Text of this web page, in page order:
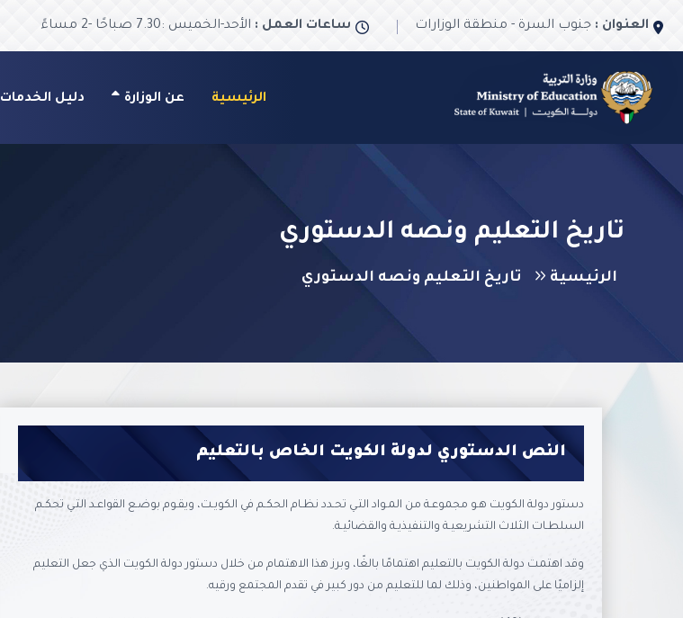
العنوان : جنوب السرة - منطقة الوزارات ساعات العمل : الأحد-الخميس :7.30 صباحًا -2 مساءً
الرئيسية عن الوزارة دليل الخدمات
تاريخ التعليم ونصه الدستوري
الرئيسية تاريخ التعليم ونصه الدستوري
النص الدستوري لدولة الكويت الخاص بالتعليم
دستور دولة الكويت هـو مجموعـة من المـواد التـي تحـدد نظـام الحكـم في الكويـت، ويقـوم بوضـع القواعـد التـي تحكـم
السلطـات الثلاث التشريعيـة والتنفيذيـة والقضائيـة.
وقد اهتمت دولة الكويت بالتعليم اهتمامًا بالغًا، وبرز هذا الاهتمام من خلال دستور دولة الكويت الذي جعل التعليم
إلزاميًا على المواطنين، وذلك لما للتعليم من دور كبير في تقدم المجتمع ورقيه.